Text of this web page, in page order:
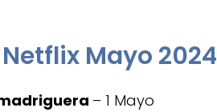
Mayo 2024
– 1 Mayo